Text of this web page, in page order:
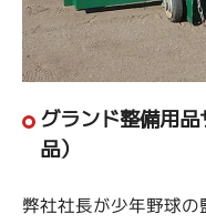
グランド整備用
品）
弊社社長が少年野球